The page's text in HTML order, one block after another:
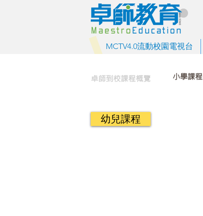
MCTV4.0流動校園電視台
卓師到校課程概覽
小學課程
幼兒課程